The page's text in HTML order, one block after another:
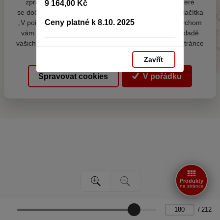
9 164,00 Kč
Ceny platné k 8.10. 2025
Zavřít
/ 212
Produkty
na stránce
zpracováním souborů cookies - malých souborů, které
se dočasně ukládají ve vašem prohlížeči. Stisknutím tlačítka
„V pořádku“ souhlasíte s nastavením cookies tak, abychom
vám poskytovali smysluplné a užitečné služby na základě
vašich údajů. Svůj souhlas můžete kdykoli změnit na stránce
zpracování osobních údajů.
Spravovat cookies V pořádku